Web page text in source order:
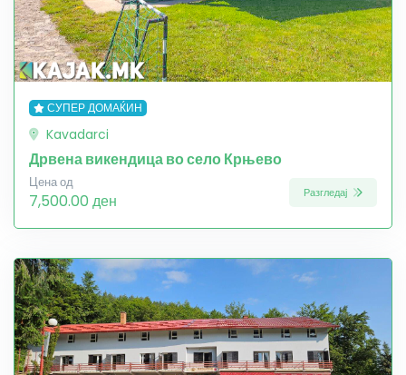
СУПЕР ДОМАЌИН
Kavadarci
Дрвена викендица во село Крњево
Цена од
7,500.00 ден Разгледај